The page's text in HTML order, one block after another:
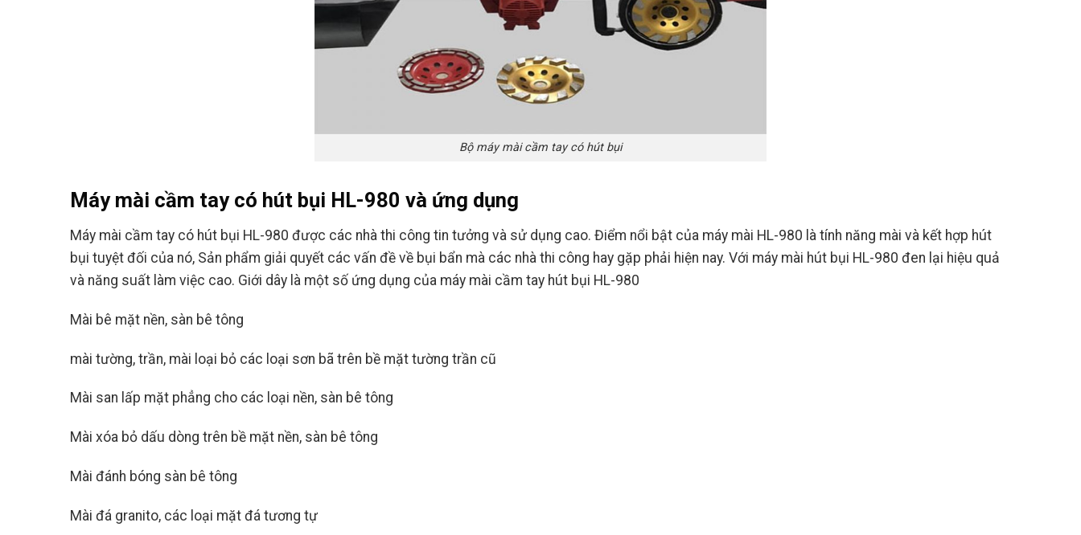
Bộ máy mài cầm tay có hút bụi
Máy mài cầm tay có hút bụi HL-980 và ứng dụng
Máy mài cầm tay có hút bụi HL-980 được các nhà thi công tin tưởng và sử dụng cao. Điểm nổi bật của máy mài HL-980 là tính năng mài và kết hợp hút
bụi tuyệt đối của nó, Sản phẩm giải quyết các vấn đề về bụi bẩn mà các nhà thi công hay gặp phải hiện nay. Với máy mài hút bụi HL-980 đen lại hiệu quả
và năng suất làm việc cao. Giới dây là một số ứng dụng của máy mài cầm tay hút bụi HL-980
Mài bê mặt nền, sàn bê tông
mài tường, trần, mài loại bỏ các loại sơn bã trên bề mặt tường trần cũ
Mài san lấp mặt phẳng cho các loại nền, sàn bê tông
Mài xóa bỏ dấu dòng trên bề mặt nền, sàn bê tông
Mài đánh bóng sàn bê tông
Mài đá granito, các loại mặt đá tương tự